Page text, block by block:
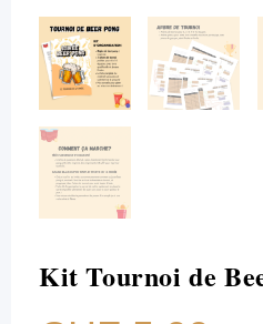
Kit Tournoi de